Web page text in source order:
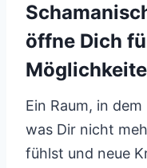
öffne Dich
Ein Raum, in
was Dir nicht
fühlst und neue